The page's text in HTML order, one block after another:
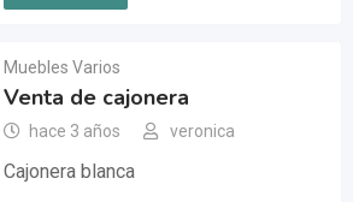
Muebles Varios
Venta de cajonera
hace 3 años veronica
Cajonera blanca